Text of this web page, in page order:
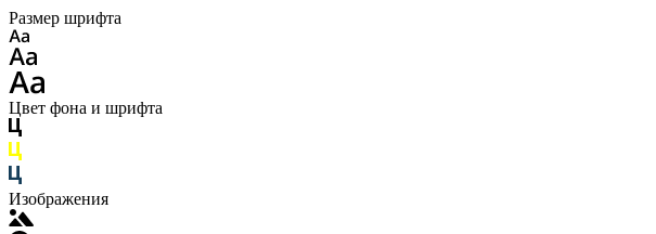
Размер шрифта
Цвет фона и шрифта
Изображения